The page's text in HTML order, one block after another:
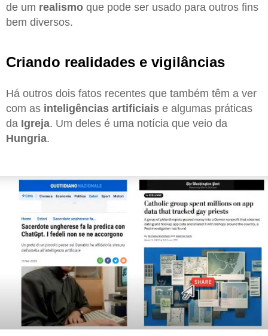
de um realismo que pode ser usado para outros fins
bem diversos.
Criando realidades e vigilâncias
Há outros dois fatos recentes que também têm a ver
com as inteligências artificiais e algumas práticas
da Igreja. Um deles é uma notícia que veio da
Hungria.